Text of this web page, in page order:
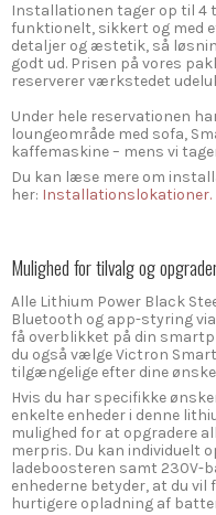
Installationen tager op til 4
funktionelt, sikkert og med
detaljer og æstetik, så
godt ud. Prisen på vores
reserverer værkstedet
Under hele reservationen
loungeområde med sofa,
kaffemaskine – mens vi
Du kan læse mere om
her: Installationslokationer.
Mulighed for tilvalg og
Alle Lithium Power Black
Bluetooth og app-styring
få overblikket på din
du også vælge Victron
tilgængelige efter dine
Hvis du har specifikke
enkelte enheder i denne
mulighed for at opgradere
merpris. Du kan individuelt
ladeboosteren samt 230V-
enhederne betyder, at du
hurtigere opladning af